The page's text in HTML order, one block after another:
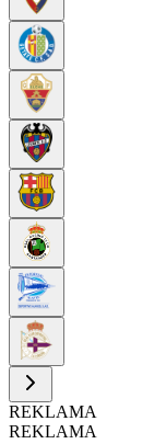
REKLAMA
REKLAMA